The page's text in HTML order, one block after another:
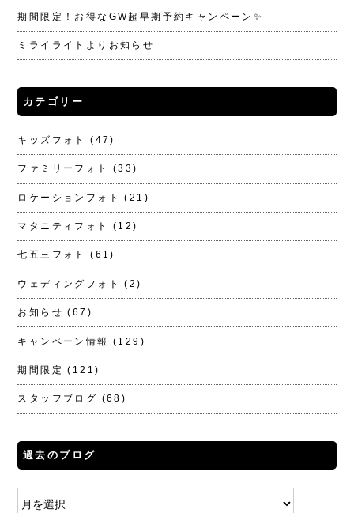
期間限定！お得なGW超早期予約キャンペーン✨
ミライライトよりお知らせ
カテゴリー
キッズフォト (47)
ファミリーフォト (33)
ロケーションフォト (21)
マタニティフォト (12)
七五三フォト (61)
ウェディングフォト (2)
お知らせ (67)
キャンペーン情報 (129)
期間限定 (121)
スタッフブログ (68)
過去のブログ